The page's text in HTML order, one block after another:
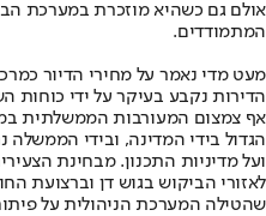
אולם גם כשהיא מוזכרת במערכת
המתמודדים.
מעט מדי נאמר על מחירי הדיור
הדירות נקבע בעיקר על ידי כוחות
אף צמצום המעורבות הממשלתית
הגדול בידי המדינה, ובידי הממשלה
ועל מדיניות התכנון. מבחינת
לאזורי הביקוש בגוש דן וברצועת
שהטילה המערכת הניהולית על